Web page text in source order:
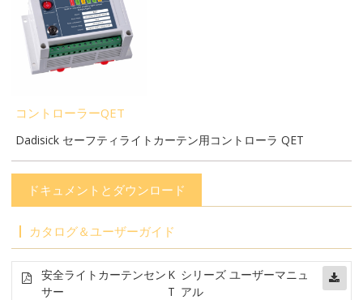
コントローラーQET
Dadisick セーフティライトカーテン用コントローラ QET
ドキュメントとダウンロード
カタログ＆ユーザーガイド
安全ライトカーテンセン
サー
K
T
シリーズ ユーザーマニュ
アル